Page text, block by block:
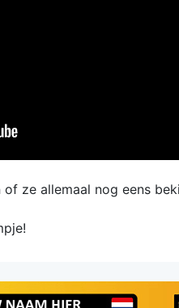
ze allemaal nog eens